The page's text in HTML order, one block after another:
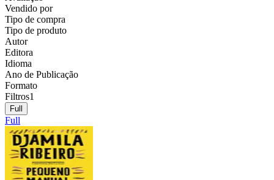
Vendido por
Tipo de compra
Tipo de produto
Autor
Editora
Idioma
Ano de Publicação
Formato
Filtros1
Full
Full